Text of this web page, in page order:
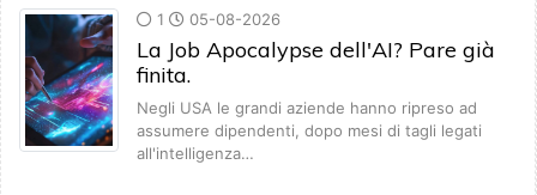
1 05-08-2026
La Job Apocalypse dell'AI? Pare già
finita.
Negli USA le grandi aziende hanno ripreso ad
assumere dipendenti, dopo mesi di tagli legati
all'intelligenza…